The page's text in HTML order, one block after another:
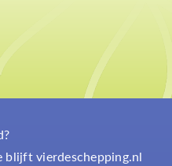
vierdeschepping.nl